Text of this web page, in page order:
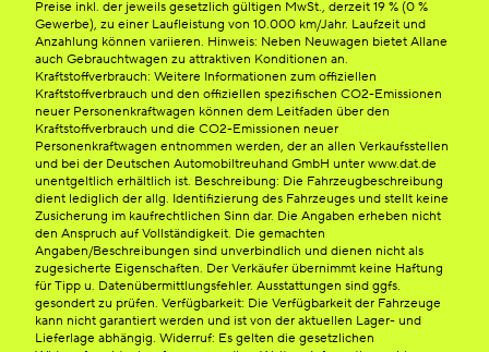
Preise inkl. der jeweils gesetzlich gültigen MwSt., derzeit 19 % (0 %
Gewerbe), zu einer Laufleistung von 10.000 km/Jahr. Laufzeit und
Anzahlung können variieren. Hinweis: Neben Neuwagen bietet Allane
auch Gebrauchtwagen zu attraktiven Konditionen an.
Kraftstoffverbrauch: Weitere Informationen zum offiziellen
Kraftstoffverbrauch und den offiziellen spezifischen CO2-Emissionen
neuer Personenkraftwagen können dem Leitfaden über den
Kraftstoffverbrauch und die CO2-Emissionen neuer
Personenkraftwagen entnommen werden, der an allen Verkaufsstellen
und bei der Deutschen Automobiltreuhand GmbH unter www.dat.de
unentgeltlich erhältlich ist. Beschreibung: Die Fahrzeugbeschreibung
dient lediglich der allg. Identifizierung des Fahrzeuges und stellt keine
Zusicherung im kaufrechtlichen Sinn dar. Die Angaben erheben nicht
den Anspruch auf Vollständigkeit. Die gemachten
Angaben/Beschreibungen sind unverbindlich und dienen nicht als
zugesicherte Eigenschaften. Der Verkäufer übernimmt keine Haftung
für Tipp u. Datenübermittlungsfehler. Ausstattungen sind ggfs.
gesondert zu prüfen. Verfügbarkeit: Die Verfügbarkeit der Fahrzeuge
kann nicht garantiert werden und ist von der aktuellen Lager- und
Lieferlage abhängig. Widerruf: Es gelten die gesetzlichen